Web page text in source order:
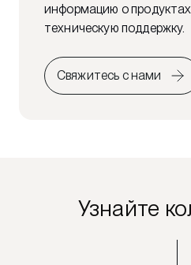
информацию о
техническую поддержку.
Свяжитесь с нами
Узнайте